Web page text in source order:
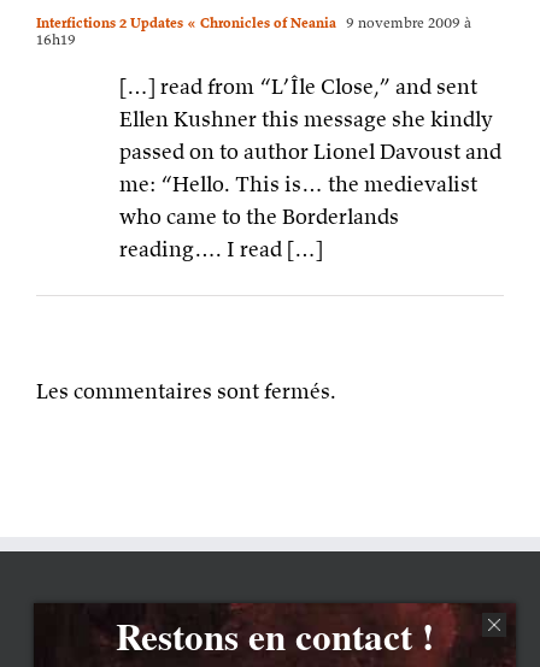
Interfictions 2 Updates « Chronicles of Neania 9 novembre 2009 à
16h19
[…] read from “L’Île Close,” and sent
Ellen Kushner this message she kindly
passed on to author Lionel Davoust and
me: “Hello. This is… the medievalist
who came to the Borderlands
reading…. I read […]
Les commentaires sont fermés.
Restons en contact !